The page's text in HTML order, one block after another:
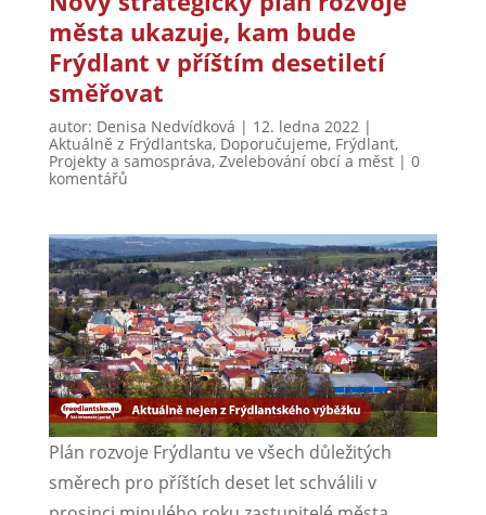
města ukazuje, kam bude
Frýdlant v příštím desetiletí
směřovat
autor: Denisa Nedvídková | 12. ledna 2022 |
Aktuálně z Frýdlantska, Doporučujeme, Frýdlant,
Projekty a samospráva, Zvelebování obcí a měst| 0
komentářů
Plán rozvoje Frýdlantu ve všech důležitých
směrech pro příštích deset let schválili v